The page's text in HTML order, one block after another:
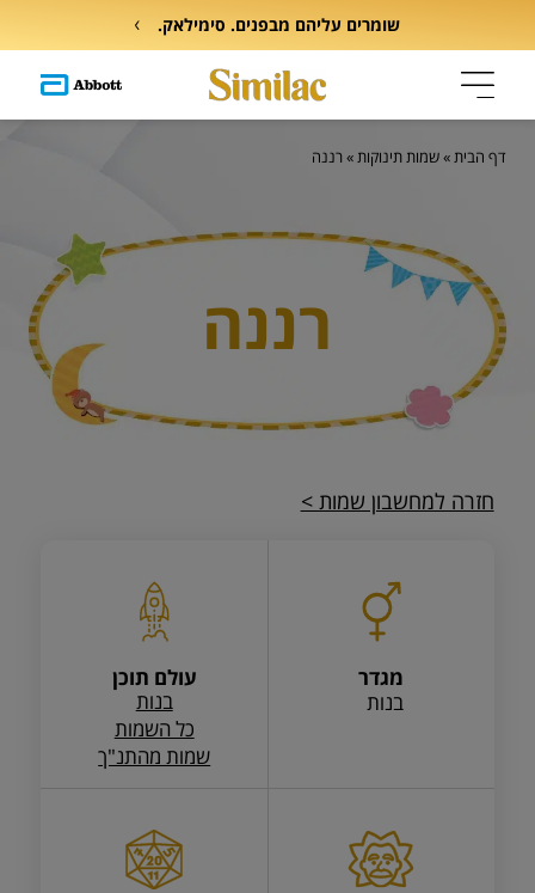
שומרים עליהם מבפנים. סימילאק.
רננה
דף הבית»שמות תינוקות»רננה
חזרה למחשבון שמות >
מגדר
בנות
עולם תוכן
בנות
כל השמות
שמות מהתנ"ך